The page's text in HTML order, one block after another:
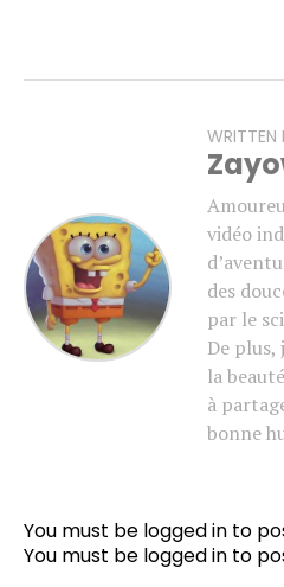
WRITTEN
vidéo
des
par le
De plus,
la
à
bonne
You must be logged in to
You must be logged in to
Pinterest